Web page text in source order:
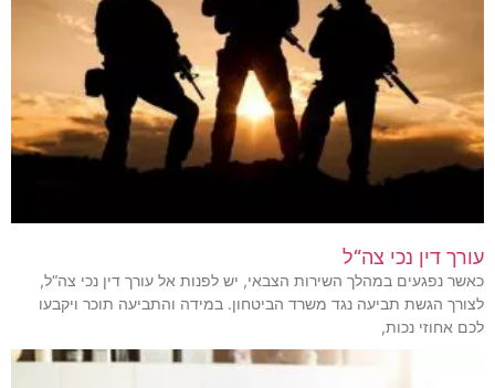
עורך דין נכי צה“ל
כאשר נפגעים במהלך השירות הצבאי, יש לפנות אל עורך דין נכי צה“ל,
לצורך הגשת תביעה נגד משרד הביטחון. במידה והתביעה תוכר ויקבעו
לכם אחוזי נכות,